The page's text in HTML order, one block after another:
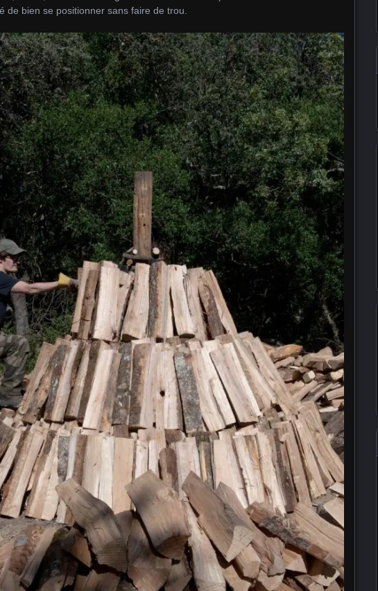
de bien se positionner sans faire de trou.